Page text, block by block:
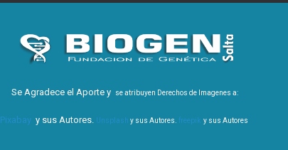
Se Agradece el Aporte y se atribuyen Derechos de Imagenes a:
Pixabay y sus Autores. Unsplash y sus Autores.freepik y sus Autores